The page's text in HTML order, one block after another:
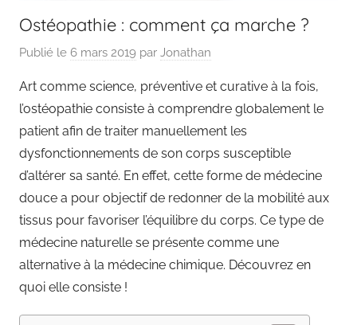
Ostéopathie : comment ça marche ?
Publié le 6 mars 2019 par Jonathan
Art comme science, préventive et curative à la fois,
l’ostéopathie consiste à comprendre globalement le
patient afin de traiter manuellement les
dysfonctionnements de son corps susceptible
d’altérer sa santé. En effet, cette forme de médecine
douce a pour objectif de redonner de la mobilité aux
tissus pour favoriser l’équilibre du corps. Ce type de
médecine naturelle se présente comme une
alternative à la médecine chimique. Découvrez en
quoi elle consiste !